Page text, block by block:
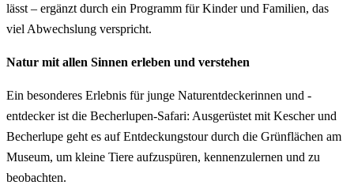
lässt – ergänzt durch ein Programm für Kinder und Familien, das
viel Abwechslung verspricht.
Natur mit allen Sinnen erleben und verstehen
Ein besonderes Erlebnis für junge Naturentdeckerinnen und -
entdecker ist die Becherlupen-Safari: Ausgerüstet mit Kescher und
Becherlupe geht es auf Entdeckungstour durch die Grünflächen am
Museum, um kleine Tiere aufzuspüren, kennenzulernen und zu
beobachten.